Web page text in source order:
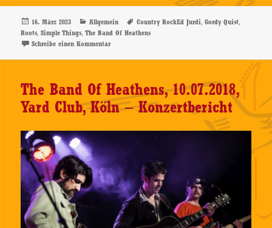
Veröffentlicht
am
16. März 2023 Kategorien
Allgemein Schlagwörter
Country RockEd Jurdi,Gordy Quist,
Roots,Simple Things,The Band Of Heathens
Schreibe einen Kommentarzu The Band Of Heathens – Simple Things – CD-Review
The Band Of Heathens, 10.07.2018,
Yard Club, Köln – Konzertbericht